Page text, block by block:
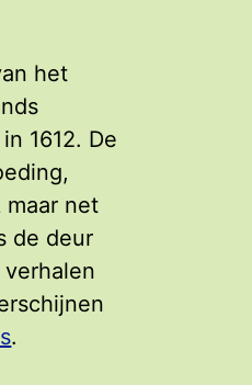
het
1612. De
net
de deur
.